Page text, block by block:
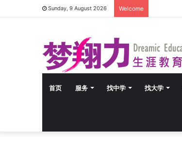
Sunday, 9 August 2026 Welcome
首页 服务 找中学 找大学